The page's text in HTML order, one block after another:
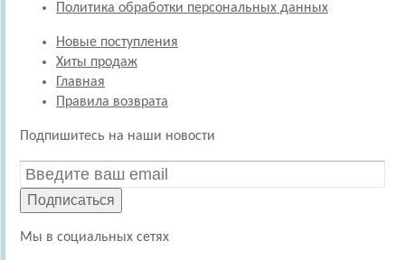
Политика обработки персональных данных
Новые поступления
Хиты продаж
Главная
Правила возврата
Подпишитесь на наши новости
Подписаться
Мы в социальных сетях